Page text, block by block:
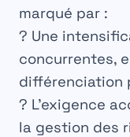
marqué par :
? Une
concurrentes,
différenciation
? L’exigence
la gestion des